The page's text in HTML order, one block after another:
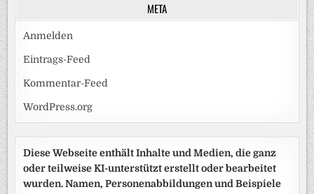
META
Anmelden
Eintrags-Feed
Kommentar-Feed
WordPress.org
Diese Webseite enthält Inhalte und Medien, die ganz
oder teilweise KI-unterstützt erstellt oder bearbeitet
wurden. Namen, Personenabbildungen und Beispiele